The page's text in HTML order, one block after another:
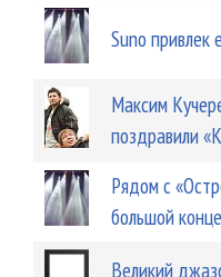
Suno
Максим
поздравили
Рядом с
большой
Великий